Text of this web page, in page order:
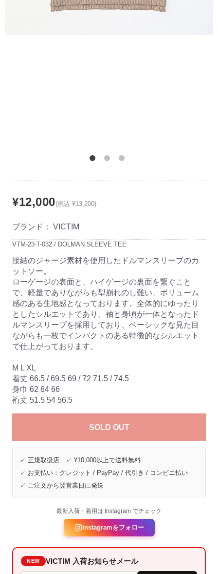
¥12,000(税込 ¥13,200)
ブランド： VICTIM
VTM-23-T-032 / DOLMAN SLEEVE TEE
接結のジャージ素材を使用したドルマンスリーブのカ
ットソー。
ローゲージの表面と、ハイゲージの裏面を繋ぐこと
で、軽量でありながらも型崩れのし難い、ボリューム
感のある生地感となっております。全体的にゆったり
としたシルエットであり、袖と身頃が一体となったド
ルマンスリーブを採用しており、ベーシックな見た目
ながらも一枚でインパクトのある特徴的なシルエット
で仕上がっております。
M L XL
着丈 66.5 / 69.5 69 / 72 71.5 / 74.5
身巾 62 64 66
裄丈 51.5 54 56.5
SOLD OUT
✓ 正規取扱店 ✓ ¥10,000以上で送料無料
✓ お支払い：クレジット / PayPay / 代引き / コンビニ払い
✓ ご注文から翌営業日に発送
最新入荷・着用は Instagram でチェック
Instagramをフォロー
NEW VICTIM 入荷お知らせメール